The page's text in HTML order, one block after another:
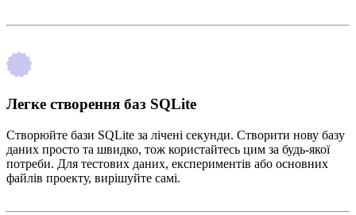
Легке створення баз SQLite
Створюйте бази SQLite за лічені секунди. Створити нову базу
даних просто та швидко, тож користайтесь цим за будь-якої
потреби. Для тестових даних, експериментів або основних
файлів проекту, вирішуйте самі.